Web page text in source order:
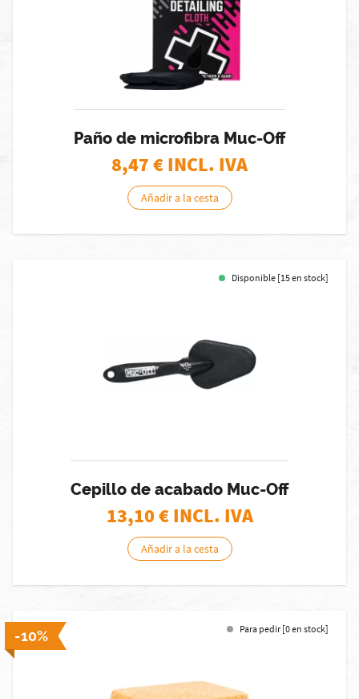
Paño de microfibra Muc-Off
8,47€ INCL. IVA
Añadir a la cesta
Disponible [15 en stock]
Cepillo de acabado Muc-Off
13,10€ INCL. IVA
Añadir a la cesta
-10% Para pedir [0 en stock]